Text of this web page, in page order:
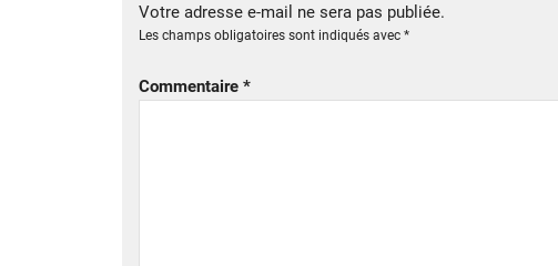
Votre adresse e-mail ne sera pas publiée.
Les champs obligatoires sont indiqués avec *
Commentaire *